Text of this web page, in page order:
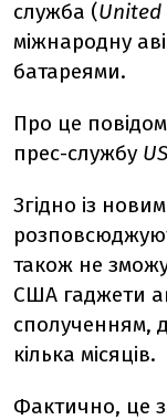
служба (United
міжнародну
батареями.
Про це
прес-службу
Згідно із
також не
США гаджети
сполученням,
кілька місяців.
Фактично, це